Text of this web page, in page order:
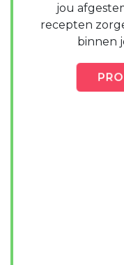
jou
recepten
binnen